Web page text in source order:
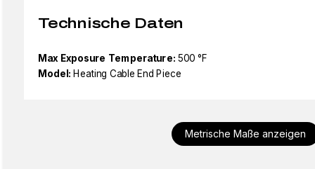
Technische Daten
Max Exposure Temperature: 500 °F
Model: Heating Cable End Piece
Metrische Maße anzeigen